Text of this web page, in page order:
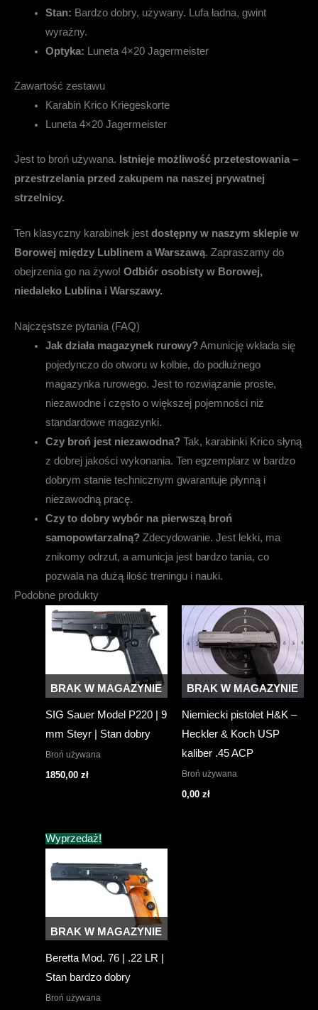
Stan: Bardzo dobry, używany. Lufa ładna, gwint
wyraźny.
Optyka: Luneta 4×20 Jagermeister
Zawartość zestawu
Karabin Krico Kriegeskorte
Luneta 4×20 Jagermeister
Jest to broń używana. Istnieje możliwość przetestowania –
przestrzelania przed zakupem na naszej prywatnej
strzelnicy.
Ten klasyczny karabinek jest dostępny w naszym sklepie w
Borowej między Lublinem a Warszawą. Zapraszamy do
obejrzenia go na żywo! Odbiór osobisty w Borowej,
niedaleko Lublina i Warszawy.
Najczęstsze pytania (FAQ)
Jak działa magazynek rurowy?Amunicję wkłada się
pojedynczo do otworu w kolbie, do podłużnego
magazynka rurowego. Jest to rozwiązanie proste,
niezawodne i często o większej pojemności niż
standardowe magazynki.
Czy broń jest niezawodna?Tak, karabinki Krico słyną
z dobrej jakości wykonania. Ten egzemplarz w bardzo
dobrym stanie technicznym gwarantuje płynną i
niezawodną pracę.
Czy to dobry wybór na pierwszą broń
samopowtarzalną?Zdecydowanie. Jest lekki, ma
znikomy odrzut, a amunicja jest bardzo tania, co
pozwala na dużą ilość treningu i nauki.
Podobne produkty
BRAK W MAGAZYNIE
SIG Sauer Model P220 | 9
mm Steyr | Stan dobry
Broń używana
1850,00 zł
BRAK W MAGAZYNIE
Niemiecki pistolet H&K –
Heckler & Koch USP
kaliber .45 ACP
Broń używana
0,00 zł
Wyprzedaż!
BRAK W MAGAZYNIE
Beretta Mod. 76 | .22 LR |
Stan bardzo dobry
Broń używana